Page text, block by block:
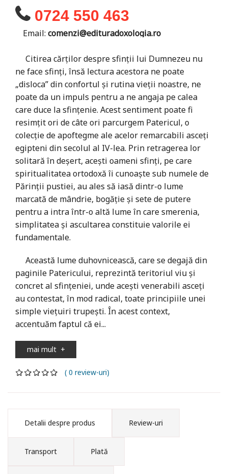
0724 550 463
Email: comenzi@edituradoxologia.ro
Citirea cărţilor despre sfinţii lui Dumnezeu nu
ne face sfinţi, însă lectura acestora ne poate
„disloca” din confortul şi rutina vieţii noastre, ne
poate da un impuls pentru a ne angaja pe calea
care duce la sfinţenie. Acest sentiment poate fi
resimţit ori de câte ori parcurgem Patericul, o
colecţie de apoftegme ale acelor remarcabili asceţi
egipteni din secolul al IV-lea. Prin retragerea lor
solitară în deşert, aceşti oameni sfinţi, pe care
spiritualitatea ortodoxă îi cunoaşte sub numele de
Părinţii pustiei, au ales să iasă dintr-o lume
marcată de mândrie, bogăţie şi sete de putere
pentru a intra într-o altă lume în care smerenia,
simplitatea şi ascultarea constituie valorile ei
fundamentale.
Această lume duhovnicească, care se degajă din
paginile Patericului, reprezintă teritoriul viu şi
concret al sfinţeniei, unde aceşti venerabili asceţi
au contestat, în mod radical, toate principiile unei
simple vieţuiri trupeşti. În acest context,
accentuăm faptul că ei...
mai mult +
( 0 review-uri)
Detalii despre produs Review-uri
Transport Plată